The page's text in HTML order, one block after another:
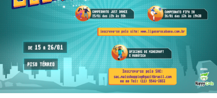
NOVOS NEGÓCIOS
SERVIÇOS
SHOPPINGS DA GAZIT
COMO CHEGAR